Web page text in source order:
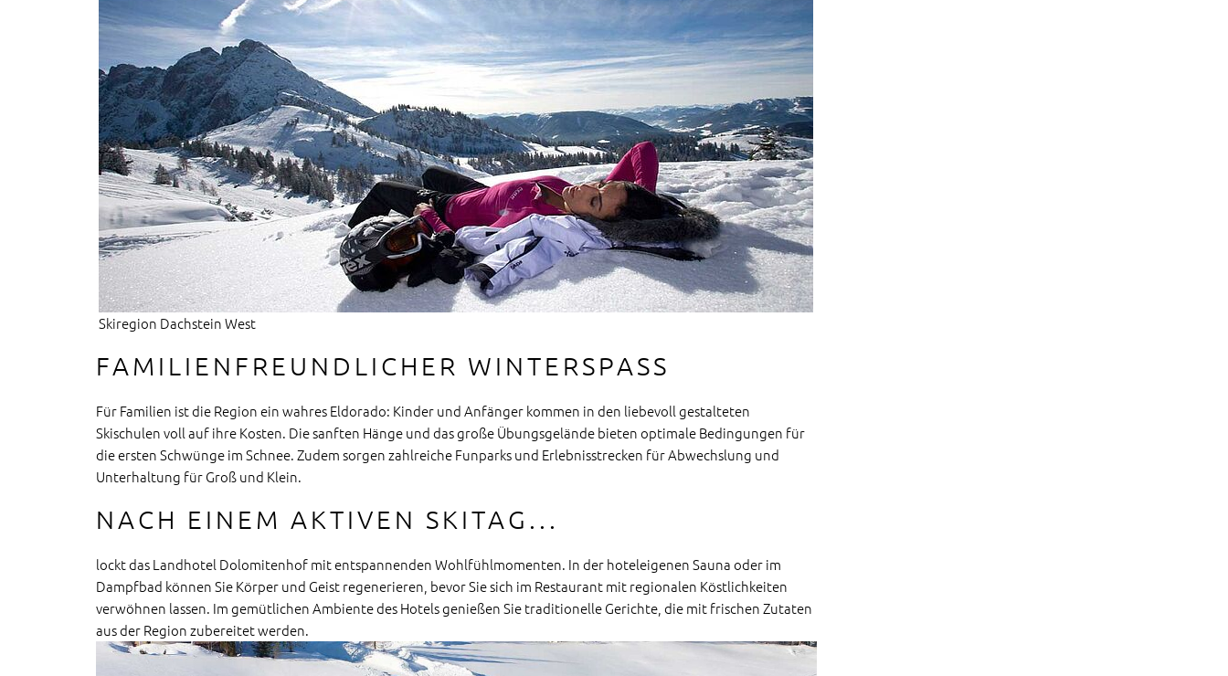
Skiregion Dachstein West
FAMILIENFREUNDLICHER WINTERSPASS
Für Familien ist die Region ein wahres Eldorado: Kinder und Anfänger kommen in den liebevoll gestalteten
Skischulen voll auf ihre Kosten. Die sanften Hänge und das große Übungsgelände bieten optimale Bedingungen für
die ersten Schwünge im Schnee. Zudem sorgen zahlreiche Funparks und Erlebnisstrecken für Abwechslung und
Unterhaltung für Groß und Klein.
NACH EINEM AKTIVEN SKITAG...
lockt das Landhotel Dolomitenhof mit entspannenden Wohlfühlmomenten. In der hoteleigenen Sauna oder im
Dampfbad können Sie Körper und Geist regenerieren, bevor Sie sich im Restaurant mit regionalen Köstlichkeiten
verwöhnen lassen. Im gemütlichen Ambiente des Hotels genießen Sie traditionelle Gerichte, die mit frischen Zutaten
aus der Region zubereitet werden.